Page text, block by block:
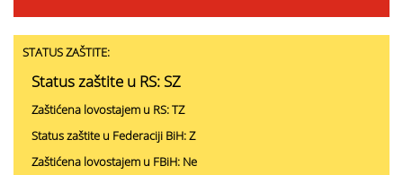
STATUS ZAŠTITE:
Status zaštite u RS: SZ
Zaštićena lovostajem u RS: TZ
Status zaštite u Federaciji BiH: Z
Zaštićena lovostajem u FBiH: Ne